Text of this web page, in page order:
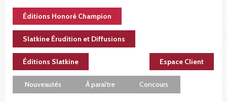
Éditions Honoré Champion
Slatkine Érudition et Diffusions
Éditions Slatkine Espace Client
Nouveautés À paraître Concours